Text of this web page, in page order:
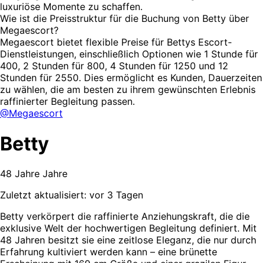
luxuriöse Momente zu schaffen.
Wie ist die Preisstruktur für die Buchung von Betty über
Megaescort?
Megaescort bietet flexible Preise für Bettys Escort-
Dienstleistungen, einschließlich Optionen wie 1 Stunde für
400, 2 Stunden für 800, 4 Stunden für 1250 und 12
Stunden für 2550. Dies ermöglicht es Kunden, Dauerzeiten
zu wählen, die am besten zu ihrem gewünschten Erlebnis
raffinierter Begleitung passen.
@Megaescort
Betty
48 Jahre Jahre
Zuletzt aktualisiert: vor 3 Tagen
Betty verkörpert die raffinierte Anziehungskraft, die die
exklusive Welt der hochwertigen Begleitung definiert. Mit
48 Jahren besitzt sie eine zeitlose Eleganz, die nur durch
Erfahrung kultiviert werden kann – eine brünette